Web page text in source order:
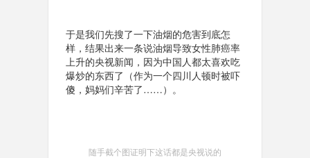
于是我们先搜了一下油烟的危害到底怎
样，结果出来一条说油烟导致女性肺癌率
上升的央视新闻，因为中国人都太喜欢吃
爆炒的东西了（作为一个四川人顿时被吓
傻，妈妈们辛苦了……）。
随手截个图证明下这话都是央视说的